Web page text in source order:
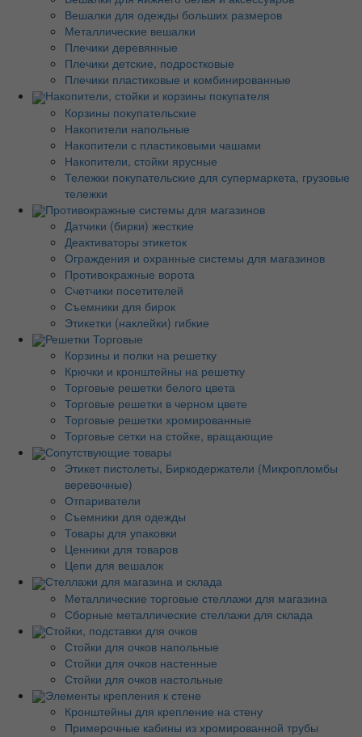
Вешалки для одежды больших размеров
Металлические вешалки
Плечики деревянные
Плечики детские, подростковые
Плечики пластиковые и комбинированные
Накопители, стойки и корзины покупателя
Корзины покупательские
Накопители напольные
Накопители с пластиковыми чашами
Накопители, стойки ярусные
Тележки покупательские для супермаркета, грузовые
тележки
Противокражные системы для магазинов
Датчики (бирки) жесткие
Деактиваторы этикеток
Ограждения и охранные системы для магазинов
Противокражные ворота
Счетчики посетителей
Съемники для бирок
Этикетки (наклейки) гибкие
Решетки Торговые
Корзины и полки на решетку
Крючки и кронштейны на решетку
Торговые решетки белого цвета
Торговые решетки в черном цвете
Торговые решетки хромированные
Торговые сетки на стойке, вращающие
Сопутствующие товары
Этикет пистолеты, Биркодержатели (Микропломбы
веревочные)
Отпариватели
Съемники для одежды
Товары для упаковки
Ценники для товаров
Цепи для вешалок
Стеллажи для магазина и склада
Металлические торговые стеллажи для магазина
Сборные металлические стеллажи для склада
Стойки, подставки для очков
Стойки для очков напольные
Стойки для очков настенные
Стойки для очков настольные
Элементы крепления к стене
Кронштейны для крепление на стену
Примерочные кабины из хромированной трубы